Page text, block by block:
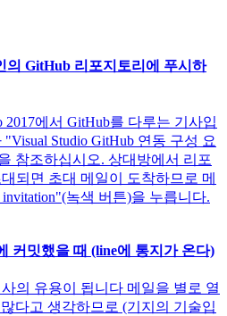
의 GitHub 리포지토리에 푸시하
2017에서 GitHub를 다루는 기사입
Studio GitHub 연동 구성 요
참조하십시오. 상대방에서 리포
되면 초대 메일이 도착하므로 메
녹색 버튼)을 누릅니다.
커밋했을 때 (line에 통지가 온다)
의 유용이 됩니다 메일을 별로 열
다고 생각하므로 (기지의 기술입